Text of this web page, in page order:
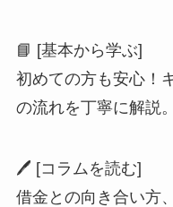
📘 [基本から学ぶ]
初めての方も安心！
の流れを丁寧に解説。
🖊 [コラムを読む]
借金との向き合い方